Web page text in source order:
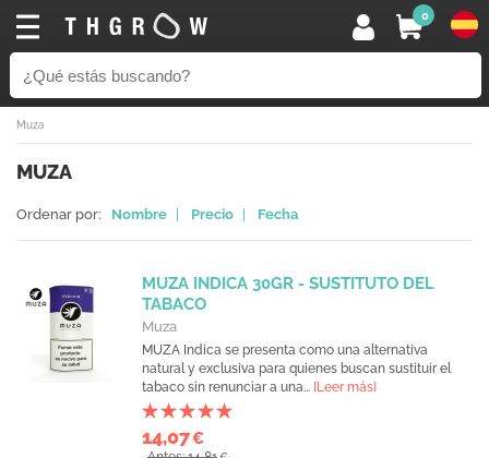
0
Muza
MUZA
Ordenar por: Nombre Precio Fecha
MUZA INDICA 30GR - SUSTITUTO DEL
TABACO
Muza
MUZA Indica se presenta como una alternativa
natural y exclusiva para quienes buscan sustituir el
tabaco sin renunciar a una... [Leer más]
14,07€